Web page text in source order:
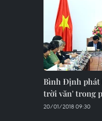
Bình Định phát
trời văn' trong
20/01/2018 09:30